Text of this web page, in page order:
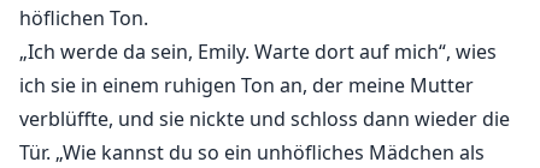
höflichen Ton.
„Ich werde da sein, Emily. Warte dort auf mich“, wies
ich sie in einem ruhigen Ton an, der meine Mutter
verblüffte, und sie nickte und schloss dann wieder die
Tür. „Wie kannst du so ein unhöfliches Mädchen als